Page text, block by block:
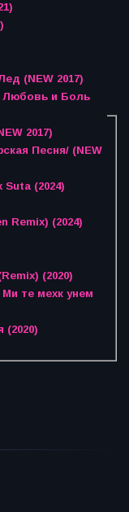
(NEW 2017)
Любовь и Боль
2017)
Песня/ (NEW
(2024)
Remix) (2024)
ft. Vahram Vazyan - Diana (Remix) (2020)
те мехк унем
(2020)